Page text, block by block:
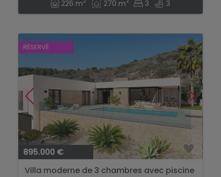
226 m 270 m 3 3
RÉSERVÉ
895.000 €
Villa moderne de 3 chambres avec piscine